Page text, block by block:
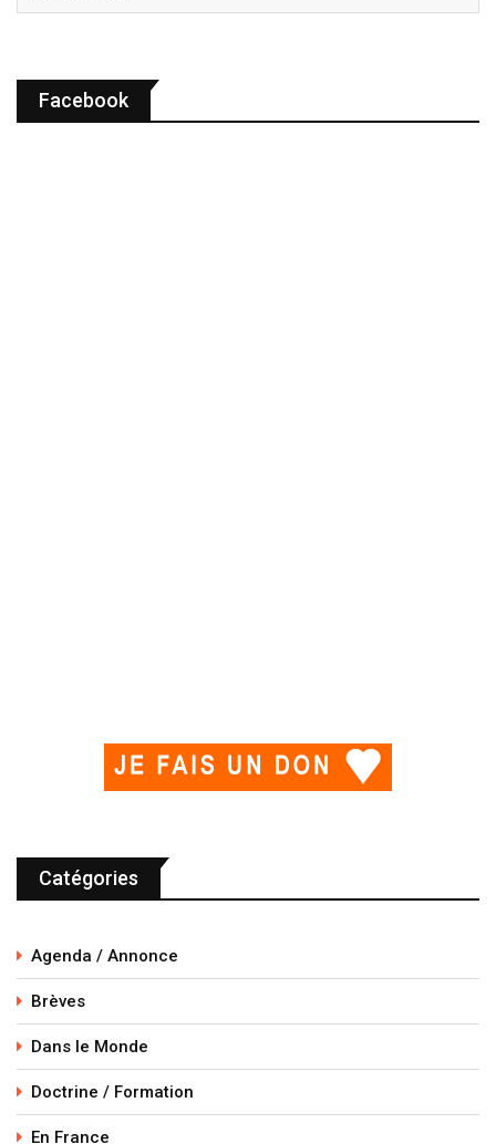
Facebook
Catégories
Agenda / Annonce
Brèves
Dans le Monde
Doctrine / Formation
En France